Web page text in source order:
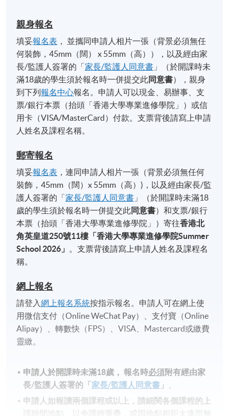
親身報名
填妥報名表 ， 並攜同申請人相片一張（背景必須無任
何裝飾，45mm（闊） x 55mm（高）），以及經由家
長/監護人簽署的「家長/監護人同意書 」（於開課時未
滿18歲的學生須於報名時一併提交此同意書），親身
到下列報名中心報名。申請人可以現金、易辦事、支
票/銀行本票（抬頭「香港大學專業進修學院」）或信
用卡（VISA/MasterCard）付款。支票背後請寫上申請
人姓名及課程名稱。
郵寄報名
填妥報名表 ，連同申請人相片一張（背景必須無任何
裝飾，45mm（闊）x 55mm（高）)，以及經由家長/監
護人簽署的「家長/監護人同意書 」（於開課時未滿18
歲的學生須於報名時一併提交此同意書）和支票/銀行
本票（抬頭「香港大學專業進修學院」）寄往香港北
角英皇道250號11樓「香港大學專業進修學院Summer
School 2026 」
。支票背後請寫上申請人姓名及課程名
稱。
網上報名
請登入網上報名系統按指示報名。申請人可在網上使
用微信支付（Online WeChat Pay）、支付寶（Online
Alipay）、轉數快（FPS）、VISA、Mastercard或繳費
靈繳。
申請人於開課時未滿18歲​， 報名時必須附有經由家
長/監護人簽署的「家長/監護人同意書 」
。
申請人如報讀兩個課程或以上，請細閱各個課程的上